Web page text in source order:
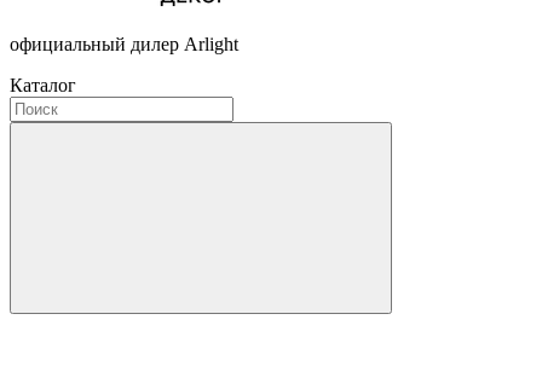
официальный дилер Arlight
Каталог